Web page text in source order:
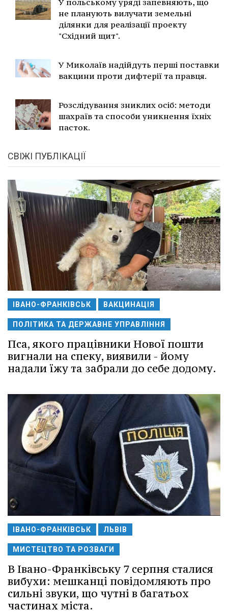
не планують вилучати земельні
ділянки для реалізації проекту
"Східний щит".
У Миколаїв надійдуть перші поставки
вакцини проти дифтерії та правця.
Розслідування зниклих осіб: методи
шахраїв та способи уникнення їхніх
пасток.
СВІЖІ ПУБЛІКАЦІЇ
ІВАНО-ФРАНКІВСЬК ВАКЦИНАЦІЯ
ПОЛІТИКА ТА ДЕРЖАВНЕ УПРАВЛІННЯ
Пса, якого працівники Нової пошти
вигнали на спеку, виявили - йому
надали їжу та забрали до себе додому.
ІВАНО-ФРАНКІВСЬК ЛЬВІВ
МИСТЕЦТВО ТА РОЗВАГИ
В Івано-Франківську 7 серпня сталися
вибухи: мешканці повідомляють про
сильні звуки, що чутні в багатьох
частинах міста.